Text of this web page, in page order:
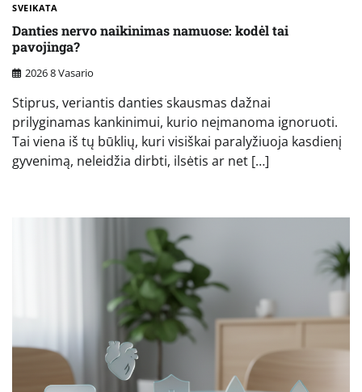
SVEIKATA
Danties nervo naikinimas namuose: kodėl tai
pavojinga?
2026 8 Vasario
Stiprus, veriantis danties skausmas dažnai
prilyginamas kankinimui, kurio neįmanoma ignoruoti.
Tai viena iš tų būklių, kuri visiškai paralyžiuoja kasdienį
gyvenimą, neleidžia dirbti, ilsėtis ar net […]